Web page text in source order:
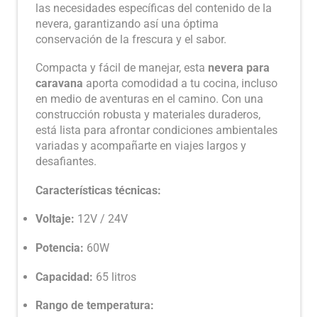
las necesidades específicas del contenido de la
nevera, garantizando así una óptima
conservación de la frescura y el sabor.
Compacta y fácil de manejar, esta nevera para
caravana aporta comodidad a tu cocina, incluso
en medio de aventuras en el camino. Con una
construcción robusta y materiales duraderos,
está lista para afrontar condiciones ambientales
variadas y acompañarte en viajes largos y
desafiantes.
Características técnicas:
Voltaje: 12V / 24V
Potencia: 60W
Capacidad: 65 litros
Rango de temperatura: